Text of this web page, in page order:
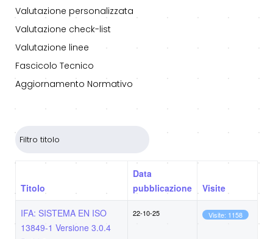
Valutazione personalizzata
Valutazione check-list
Valutazione linee
Fascicolo Tecnico
Aggiornamento Normativo
Titolo
Data
pubblicazione
Visite
IFA: SISTEMA EN ISO
13849-1 Versione 3.0.4
22-10-25 Visite: 1158